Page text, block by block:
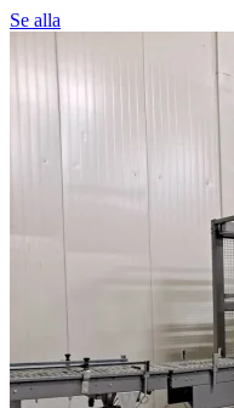
Se alla